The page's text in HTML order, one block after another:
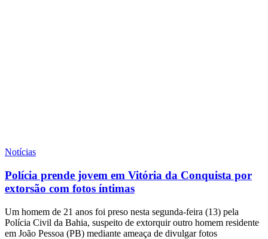
Notícias
Polícia prende jovem em Vitória da Conquista por
extorsão com fotos íntimas
Um homem de 21 anos foi preso nesta segunda-feira (13) pela
Polícia Civil da Bahia, suspeito de extorquir outro homem residente
em João Pessoa (PB) mediante ameaça de divulgar fotos